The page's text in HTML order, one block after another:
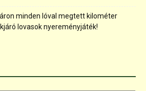
minden lóval megtett kilométer
lovasok nyereményjáték!